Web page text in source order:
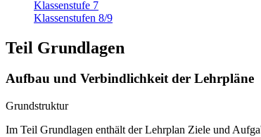
Klassenstufe 7
Klassenstufen 8/9
Teil Grundlagen
Aufbau und Verbindlichkeit der Lehrpläne
Grundstruktur
Im Teil Grundlagen enthält der Lehrplan Ziele und